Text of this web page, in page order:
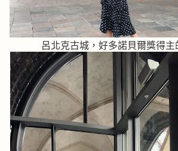
呂北克古城，好多諾貝爾獎得主